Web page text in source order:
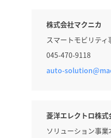
株式会社マクニカ
スマートモビリティ
045-470-9118
auto-
菱洋エレクトロ株式
ソリューション事